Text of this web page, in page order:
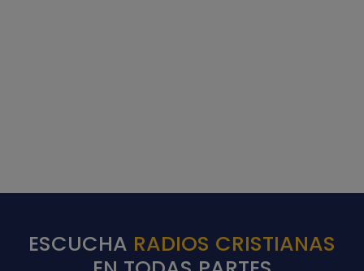
ESCUCHA RADIOS CRISTIANAS